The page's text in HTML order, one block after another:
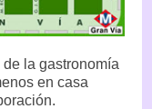
la gastronomía
en casa